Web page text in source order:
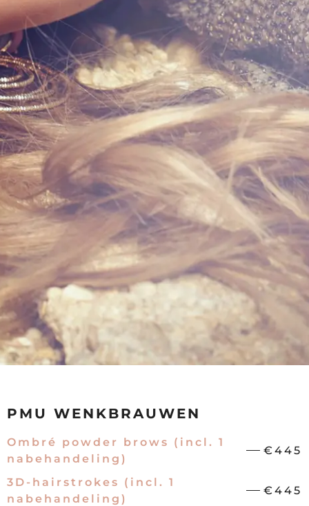
PMU WENKBRAUWEN
Ombré powder brows (incl. 1
nabehandeling)
€445
3D-hairstrokes (incl. 1
nabehandeling)
€445